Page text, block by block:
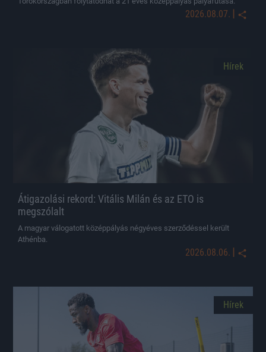
2026.08.07. |
Hírek
Átigazolási rekord: Vitális Milán és az ETO is
megszólalt
A magyar válogatott középpályás négyéves szerződéssel került
Athénba.
2026.08.06. |
Hírek